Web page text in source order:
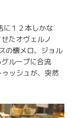
に１２本しかな
たオヴェルノ
の懐メロ、ジョル
ループに合流
ッシュが、突然
炸裂！！ この二
後のナカさんと